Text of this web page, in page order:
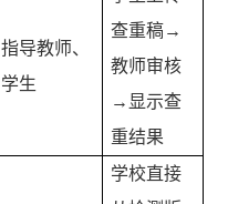
指导教师、
学生
查重稿→
教师审核
→显示查
重结果
学校直接